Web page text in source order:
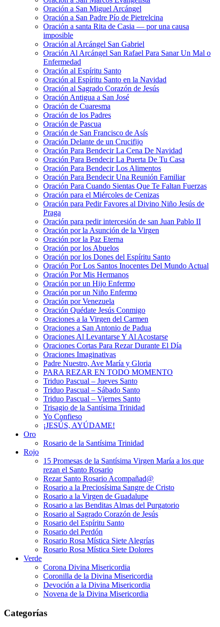
Oración a San Miguel Arcángel
Oración a San Padre Pío de Pietrelcina
Oración a santa Rita de Casia — por una causa
imposible
Oración al Arcángel San Gabriel
Oración Al Arcángel San Rafael Para Sanar Un Mal o
Enfermedad
Oración al Espíritu Santo
Oración al Espíritu Santo en la Navidad
Oración al Sagrado Corazón de Jesús
Oración Antigua a San José
Oración de Cuaresma
Oración de los Padres
Oración de Pascua
Oración de San Francisco de Asís
Oración Delante de un Crucifijo
Oración Para Bendecir La Cena De Navidad
Oración Para Bendecir La Puerta De Tu Casa
Oración Para Bendecir Los Alimentos
Oración Para Bendecir Una Reunión Familiar
Oración Para Cuando Sientas Que Te Faltan Fuerzas
Oración para el Miércoles de Cenizas
Oración para Pedir Favores al Divino Niño Jesús de
Praga
Oración para pedir intercesión de san Juan Pablo II
Oración por la Asunción de la Virgen
Oración por la Paz Eterna
Oración por los Abuelos
Oración por los Dones del Espíritu Santo
Oración Por Los Santos Inocentes Del Mundo Actual
Oración Por Mis Hermanos
Oración por un Hijo Enfermo
Oración por un Niño Enfermo
Oración por Venezuela
Oración Quédate Jesús Conmigo
Oraciones a la Virgen del Carmen
Oraciones a San Antonio de Padua
Oraciones Al Levantarse Y Al Acostarse
Oraciones Cortas Para Rezar Durante El Día
Oraciones Imaginativas
Padre Nuestro, Ave María y Gloria
PARA REZAR EN TODO MOMENTO
Triduo Pascual – Jueves Santo
Triduo Pascual – Sábado Santo
Triduo Pascual – Viernes Santo
Trisagio de la Santísima Trinidad
Yo Confieso
¡JESÚS, AYÚDAME!
Oro
Rosario de la Santísima Trinidad
Rojo
15 Promesas de la Santísima Virgen María a los que
rezan el Santo Rosario
Rezar Santo Rosario Acompañad@
Rosario a la Preciosísima Sangre de Cristo
Rosario a la Virgen de Guadalupe
Rosario a las Benditas Almas del Purgatorio
Rosario al Sagrado Corazón de Jesús
Rosario del Espíritu Santo
Rosario del Perdón
Rosario Rosa Mística Siete Alegrías
Rosario Rosa Mística Siete Dolores
Verde
Corona Divina Misericordia
Coronilla de la Divina Misericordia
Devoción a la Divina Misericordia
Novena de la Divina Misericordia
Categorías